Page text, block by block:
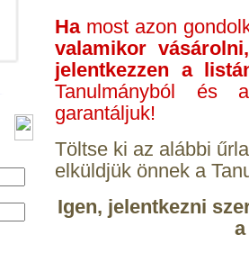
Ha most azon
valamikor
jelentkezzen a
Tanulmányból és
garantáljuk!
Töltse ki az alábbi
elküldjük önnek a
Igen, jelentkezni